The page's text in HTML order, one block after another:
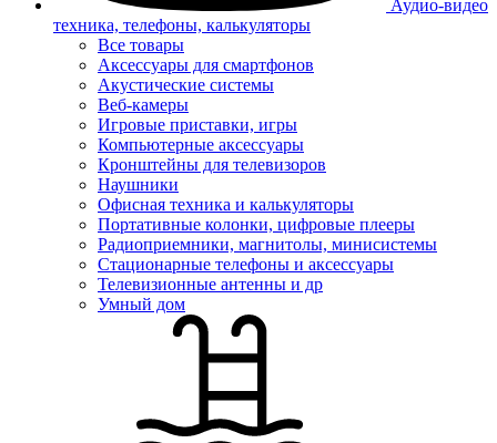
Аудио-видео
техника, телефоны, калькуляторы
Все товары
Аксессуары для смартфонов
Акустические системы
Веб-камеры
Игровые приставки, игры
Компьютерные аксессуары
Кронштейны для телевизоров
Наушники
Офисная техника и калькуляторы
Портативные колонки, цифровые плееры
Радиоприемники, магнитолы, минисистемы
Стационарные телефоны и аксессуары
Телевизионные антенны и др
Умный дом